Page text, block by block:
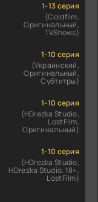
1-13 серия
(Coldfilm,
Оригинальный,
TVShows)
1-10 серия
(Украинский,
Оригинальный,
Субтитры)
1-10 серия
(HDrezka Studio,
LostFilm,
Оригинальный)
1-10 серия
(HDrezka Studio,
HDrezka Studio. 18+,
LostFilm)